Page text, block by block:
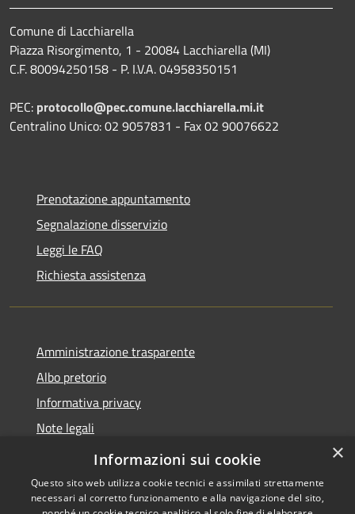
Comune di Lacchiarella
Piazza Risorgimento, 1 - 20084 Lacchiarella (MI)
C.F. 80094250158 - P. I.V.A. 04958350151
PEC: protocollo@pec.comune.lacchiarella.mi.it
Centralino Unico: 02 9057831 - Fax 02 90076622
Prenotazione appuntamento
Segnalazione disservizio
Leggi le FAQ
Richiesta assistenza
Amministrazione trasparente
Albo pretorio
Informativa privacy
Note legali
Dichiarazione di accessibilità
×
Informazioni sui cookie
Questo sito web utilizza cookie tecnici e assimilati strettamente
necessari al corretto funzionamento e alla navigazione del sito,